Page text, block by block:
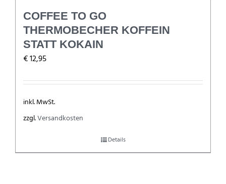
COFFEE TO GO
THERMOBECHER KOFFEIN
STATT KOKAIN
€12,95
inkl. MwSt.
zzgl.Versandkosten
Details